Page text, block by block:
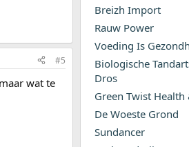
#5
wat te
Breizh Import
Rauw Power
Voeding Is
Biologische
Dros
Green Twist Health
De Woeste Grond
Sundancer